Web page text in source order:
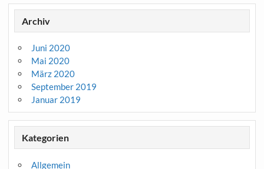
Archiv
Juni 2020
Mai 2020
März 2020
September 2019
Januar 2019
Kategorien
Allgemein